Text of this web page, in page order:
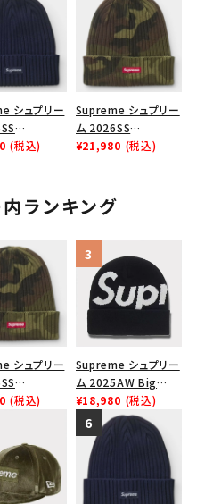
ニーカー シ
ック
シュプリー
Beanie
(税込)
Supreme シュプリー
ム 2026SS
Overdyed Beanie
¥21,980 (税込)
ランキング
シュプリー
Beanie
ダイド ビー
ランドカモ
(税込)
Supreme シュプリー
ム 2025AW Big
Logo Beanie ビッグ
ロゴビーニー ブラッ
ク
¥18,980 (税込)